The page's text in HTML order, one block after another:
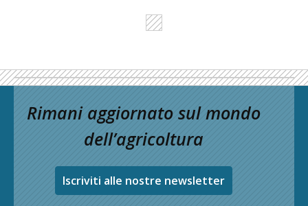
Rimani aggiornato sul mondo
dell’agricoltura
Iscriviti alle nostre newsletter